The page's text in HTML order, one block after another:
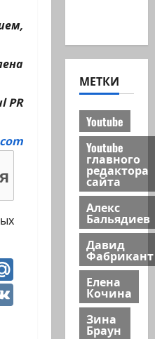
PR
Mail.Ru
МЕТКИ
Youtube
Youtube
главного
редактора
сайта
Алекс
Бальядиев
Давид
Фабрикант
Елена
Кочина
Зина
Браун